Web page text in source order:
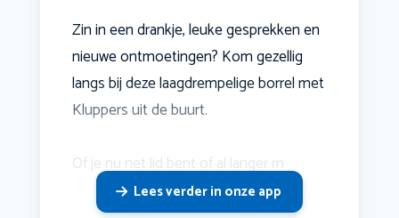
Zin in een drankje, leuke gesprekken en
nieuwe ontmoetingen? Kom gezellig
langs bij deze laagdrempelige borrel met
Kluppers uit de buurt.
Of je nu net lid bent of al langer m
Lees verder in onze app